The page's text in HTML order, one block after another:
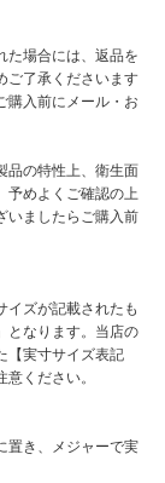
た場合には、返品を
ご了承くださいます
購入前にメール・お
品の特性上、衛生面
予めよくご確認の上
いましたらご購入前
イズが記載されたも
となります。当店の
【実寸サイズ表記
ください。
置き、メジャーで実